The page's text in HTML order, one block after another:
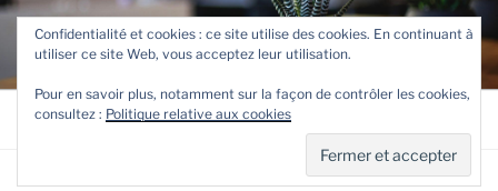
Aller
contenu
principal
TETEVE.FR
Le site de Teteve
Menu
Confidentialité et cookies : ce site utilise des cookies. En continuant à
utiliser ce site Web, vous acceptez leur utilisation.
Pour en savoir plus, notamment sur la façon de contrôler les cookies,
consultez : Politique relative aux cookies